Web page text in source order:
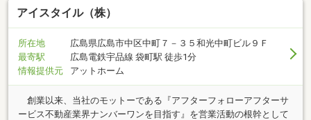
アイスタイル（株）
所在地
広島県広島市中区中町７－３５和光中町ビル９Ｆ
最寄駅
広島電鉄宇品線 袋町駅 徒歩1分
情報提供元
アットホーム
創業以来、当社のモットーである『アフターフォローアフターサ
ービス不動産業界ナンバーワンを目指す』を営業活動の根幹として